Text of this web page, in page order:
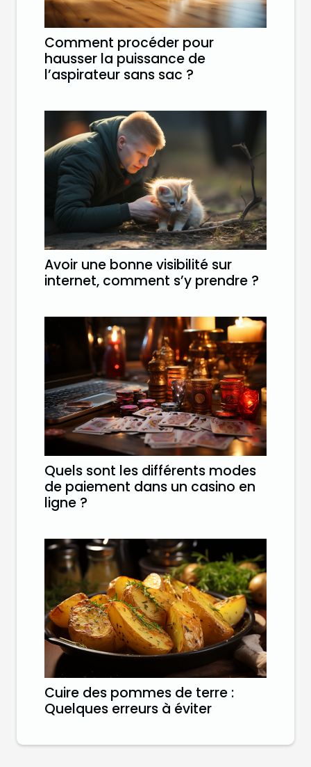
Comment procéder pour
hausser la puissance de
l’aspirateur sans sac ?
Avoir une bonne visibilité sur
internet, comment s’y prendre ?
Quels sont les différents modes
de paiement dans un casino en
ligne ?
Cuire des pommes de terre :
Quelques erreurs à éviter